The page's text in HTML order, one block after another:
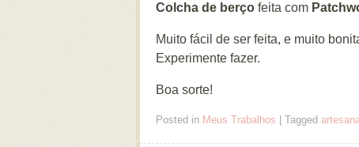
Colcha de berço feita com
Muito fácil de ser feita, e muito
Experimente fazer.
Boa sorte!
Posted in Meus Trabalhos Tagged